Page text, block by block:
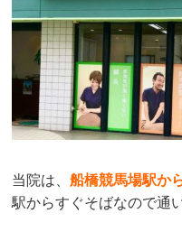
当院は、船橋競馬場駅か
駅からすぐそばなので通